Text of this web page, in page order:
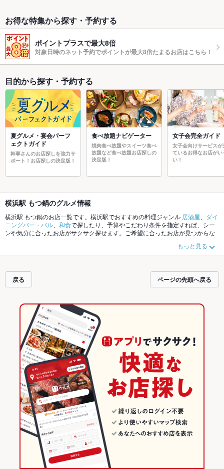
お得な特集から探す・予約する
ポイントプラスで最大8倍
対象日時のネット予約でポイントが最大8倍たまるお店はこちら！
目的から探す・予約する
夏グルメ・宴会パーフ
ェクトガイド
幹事さんのお店探しを強力サ
ポート！お店探しの決定版！
食べ放題ナビゲーター
焼肉食べ放題やスイーツ食べ
放題など食べ放題お店探しの
決定版！
女子会完全ガイド
女子会向けサービスが
ているお得なお店がい
い！
横浜駅 もつ鍋のグルメ情報
横浜駅 もつ鍋のお店一覧です。横浜駅でおすすめの料理ジャンル 居酒屋
ダイ
ニングバー・バル
和食で探したり、予算やこだわり条件を指定すれば、シー
ンや気分に合ったお店がサクサク探せます。ご希望に合ったお店が見つからな
い。ホットペッパーグルメなら、お得なクーポンはもちろん、こだわりメニュ
ーからあげ、お茶漬け、馬刺しや季節のおすすめ料理など、お店の最新情報を
拡大中です。友達どうしの飲み会にも、会社の宴会にも、デートやパーティー
にもお得に便利にホットペッパーグルメをご利用ください。
もっと見る
戻る ページの先頭へ戻る